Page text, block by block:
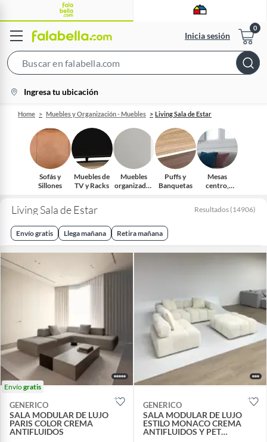
Inicia sesión
Bar
location-
icon
Ingresa tu ubicación
Home Muebles y Organización - Muebles Living Sala de Estar
Sofás y
Sillones
Muebles de
TV y Racks
Muebles
organizador
Puffs y
Banquetas
Mesas
centro,
Living Sala de Estar Resultados (14906)
Envío gratis Llega mañana Retira mañana
Envíogratis
GENERICO
SALA MODULAR DE LUJO
PARIS COLOR CREMA
ANTIFLUIDOS
GENERICO
SALA MODULAR DE LUJO
ESTILO MONACO CREMA
ANTIFLUIDOS Y PET